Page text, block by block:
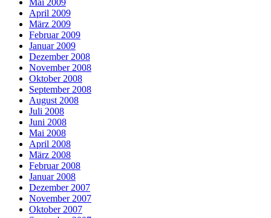
Mai 2009
April 2009
März 2009
Februar 2009
Januar 2009
Dezember 2008
November 2008
Oktober 2008
September 2008
August 2008
Juli 2008
Juni 2008
Mai 2008
April 2008
März 2008
Februar 2008
Januar 2008
Dezember 2007
November 2007
Oktober 2007